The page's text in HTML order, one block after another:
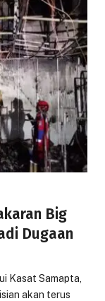
Big
Dugaan
Kasat Samapta,
akan terus